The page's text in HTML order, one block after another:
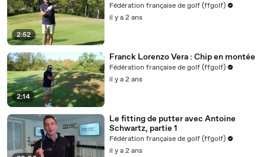
2:52
Fédération française de golf (ffgolf)
il y a 2 ans
2:14
Franck Lorenzo Vera : Chip en montée
Fédération française de golf (ffgolf)
il y a 2 ans
Le fitting de putter avec Antoine
Schwartz, partie 1
Fédération française de golf (ffgolf)
il y a 2 ans